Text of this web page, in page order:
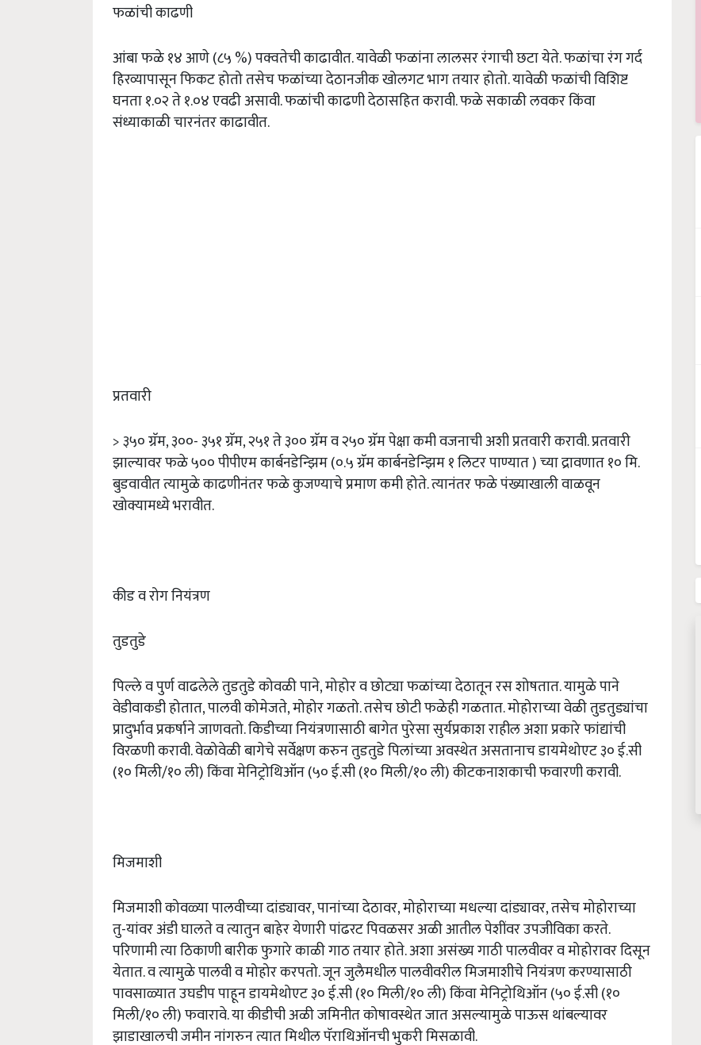
फळांची काढणी
आंबा फळे १४ आणे (८५ %) पक्वतेची काढावीत. यावेळी फळांना लालसर रंगाची छटा येते. फळांचा रंग गर्द
हिरव्यापासून फिकट होतो तसेच फळांच्या देठानजीक खोलगट भाग तयार होतो. यावेळी फळांची विशिष्ट
घनता १.०२ ते १.०४ एवढी असावी. फळांची काढणी देठासहित करावी. फळे सकाळी लवकर किंवा
संध्याकाळी चारनंतर काढावीत.
प्रतवारी
> ३५० ग्रॅम, ३००- ३५१ ग्रॅम, २५१ ते ३०० ग्रॅम व २५० ग्रॅम पेक्षा कमी वजनाची अशी प्रतवारी करावी. प्रतवारी
झाल्यावर फळे ५०० पीपीएम कार्बनडेन्झिम (०.५ ग्रॅम कार्बनडेन्झिम १ लिटर पाण्यात ) च्या द्रावणात १० मि.
बुडवावीत त्यामुळे काढणीनंतर फळे कुजण्याचे प्रमाण कमी होते. त्यानंतर फळे पंख्याखाली वाळवून
खोक्यामध्ये भरावीत.
कीड व रोग नियंत्रण
तुडतुडे
पिल्ले व पुर्ण वाढलेले तुडतुडे कोवळी पाने, मोहोर व छोट्या फळांच्या देठातून रस शोषतात. यामुळे पाने
वेडीवाकडी होतात, पालवी कोमेजते, मोहोर गळतो. तसेच छोटी फळेही गळतात. मोहोराच्या वेळी तुडतुड्यांचा
प्रादुर्भाव प्रकर्षाने जाणवतो. किडीच्या नियंत्रणासाठी बागेत पुरेसा सुर्यप्रकाश राहील अशा प्रकारे फांद्यांची
विरळणी करावी. वेळोवेळी बागेचे सर्वेक्षण करुन तुडतुडे पिलांच्या अवस्थेत असतानाच डायमेथोएट ३० ई.सी
(१० मिली/१० ली) किंवा मेनिट्रोथिऑन (५० ई.सी (१० मिली/१० ली) कीटकनाशकाची फवारणी करावी.
मिजमाशी
मिजमाशी कोवळ्या पालवीच्या दांड्यावर, पानांच्या देठावर, मोहोराच्या मधल्या दांड्यावर, तसेच मोहोराच्या
तु-यांवर अंडी घालते व त्यातुन बाहेर येणारी पांढरट पिवळसर अळी आतील पेशींवर उपजीविका करते.
परिणामी त्या ठिकाणी बारीक फुगारे काळी गाठ तयार होते. अशा असंख्य गाठी पालवीवर व मोहोरावर दिसून
येतात. व त्यामुळे पालवी व मोहोर करपतो. जून जुलैमधील पालवीवरील मिजमाशीचे नियंत्रण करण्यासाठी
पावसाळ्यात उघडीप पाहून डायमेथोएट ३० ई.सी (१० मिली/१० ली) किंवा मेनिट्रोथिऑन (५० ई.सी (१०
मिली/१० ली) फवारावे. या कीडीची अळी जमिनीत कोषावस्थेत जात असल्यामुळे पाऊस थांबल्यावर
झाडाखालची जमीन नांगरुन त्यात मिथील पॅराथिऑनची भुकरी मिसळावी.